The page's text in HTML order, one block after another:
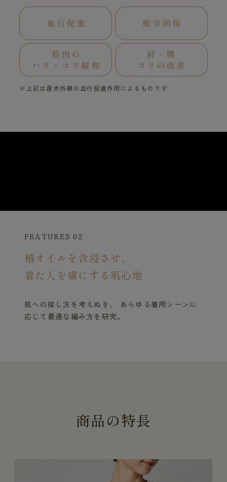
※上記は遠赤外線の血行促進作用によるものです
FEATURES 02
椿オイルを含浸させ、
着た人を虜にする肌心地
肌への接し方を考えぬき、 あらゆる着用シーンに
応じて最適な編み方を研究。
商品の特長